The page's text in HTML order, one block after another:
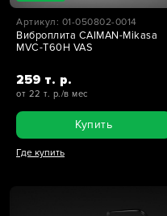
Артикул: 01-050802-0014
Виброплита CAIMAN-Mikasa
MVC-T60H VAS
259 т. р.
от 22 т. р./в мес
Купить
Где купить